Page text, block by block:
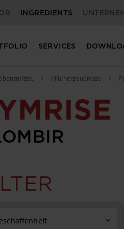
INGREDIENTS
SERVICES
chevron_right Milcherzeugnisse chevron_right
expand_more